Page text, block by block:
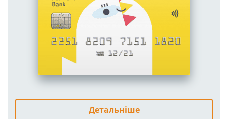
Детальніше